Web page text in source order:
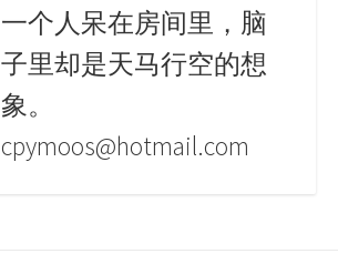
一个人呆在房间里，脑
子里却是天马行空的想
象。
cpymoos@hotmail.com